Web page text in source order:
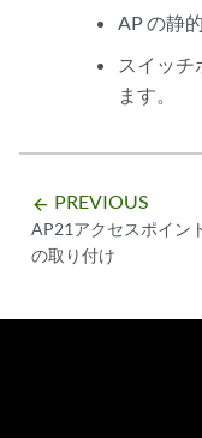
AP の静
スイッチ
ます。
arrow_backward PREVIOUS
AP21アクセスポイン
の取り付け